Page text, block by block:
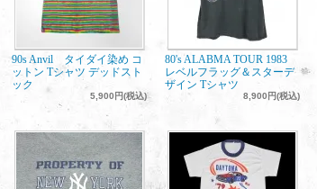
90s Anvil タイダイ染め コ
ットン Tシャツ デッドスト
ック
5,900円(税込)
80's ALABMA TOUR 1983
レベルフラッグ＆スターデ
ザイン Tシャツ
8,900円(税込)